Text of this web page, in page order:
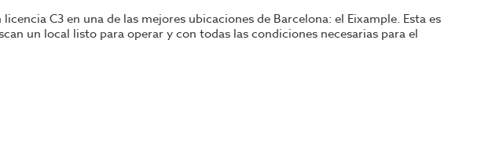
licencia C3 en una de las mejores ubicaciones de Barcelona: el Eixample. Esta es
un local listo para operar y con todas las condiciones necesarias para el